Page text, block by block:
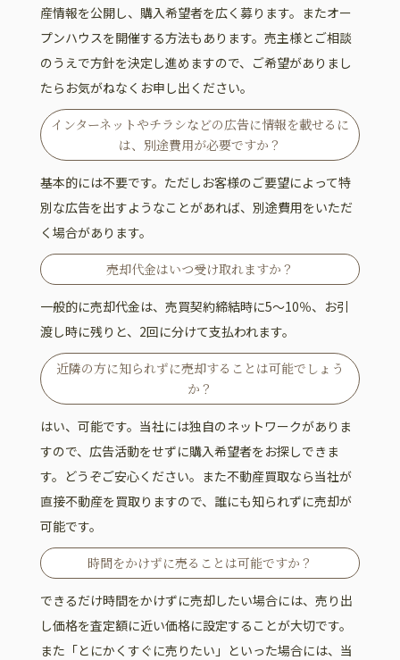
産情報を公開し、購入希望者を広く募ります。またオー
プンハウスを開催する方法もあります。売主様とご相談
のうえで方針を決定し進めますので、ご希望がありまし
たらお気がねなくお申し出ください。
インターネットやチラシなどの広告に情報を載せるに
は、別途費用が必要ですか？
基本的には不要です。ただしお客様のご要望によって特
別な広告を出すようなことがあれば、別途費用をいただ
く場合があります。
売却代金はいつ受け取れますか？
一般的に売却代金は、売買契約締結時に5～10％、お引
渡し時に残りと、2回に分けて支払われます。
近隣の方に知られずに売却することは可能でしょう
か？
はい、可能です。当社には独自のネットワークがありま
すので、広告活動をせずに購入希望者をお探しできま
す。どうぞご安心ください。また不動産買取なら当社が
直接不動産を買取りますので、誰にも知られずに売却が
可能です。
時間をかけずに売ることは可能ですか？
できるだけ時間をかけずに売却したい場合には、売り出
し価格を査定額に近い価格に設定することが大切です。
また「とにかくすぐに売りたい」といった場合には、当